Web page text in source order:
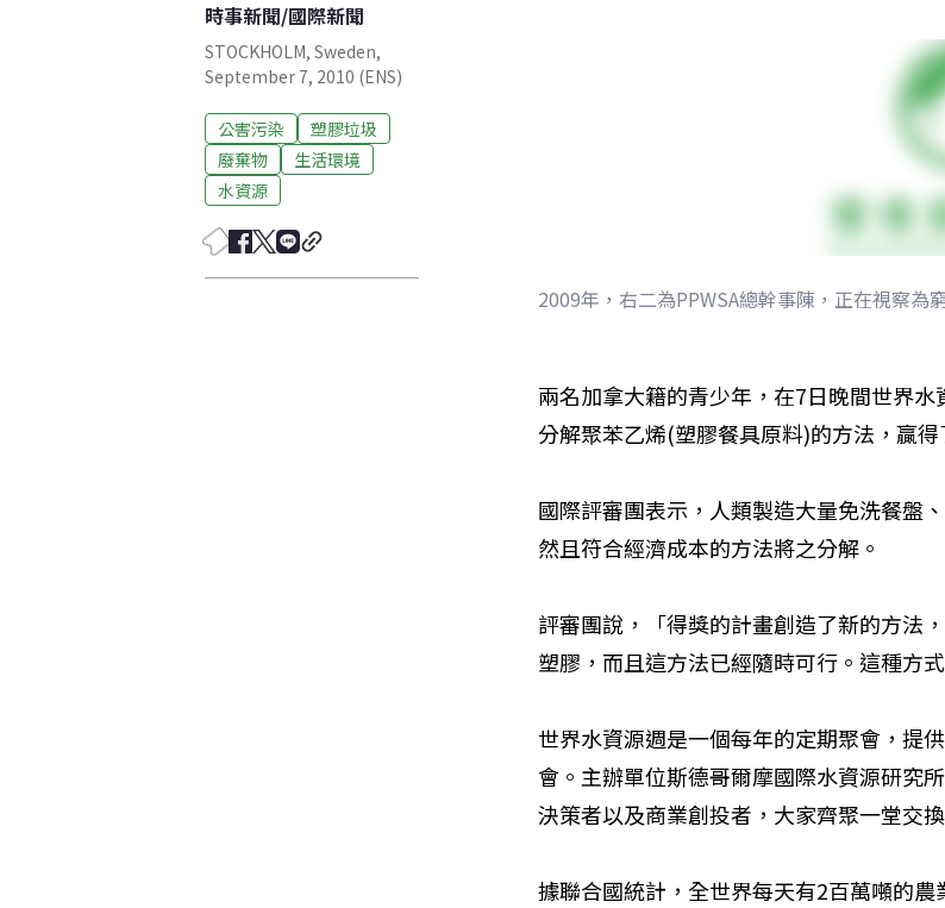
時事新聞/國際新聞
STOCKHOLM, Sweden,
September 7, 2010 (ENS)
公害污染
塑膠垃圾
廢棄物
生活環境
水資源
2009年，右二為PPWSA總幹事陳，正在視察為
兩名加拿大籍的青少年，在7日晚間世界
分解聚苯乙烯(塑膠餐具原料)的方法，贏
國際評審團表示，人類製造大量免洗餐盤
然且符合經濟成本的方法將之分解。
評審團說，「得獎的計畫創造了新的方法
塑膠，而且這方法已經隨時可行。這種方
世界水資源週是一個每年的定期聚會，提
會。主辦單位斯德哥爾摩國際水資源研究
決策者以及商業創投者，大家齊聚一堂交
據聯合國統計，全世界每天有2百萬噸的